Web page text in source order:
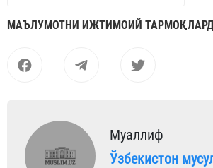
МАЪЛУМОТНИ ИЖТИМОИЙ
Муаллиф
Ўзбекистон